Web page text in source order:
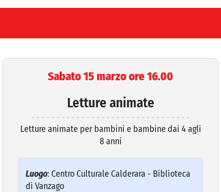
HOME
IL COMUNE
AREE TEMATICHE
COMUNICAZIONE
Sabato 15 marzo ore 16.00
Letture animate
Letture animate per bambini e bambine dai 4 agli
8 anni
Luogo: Centro Culturale Calderara - Biblioteca
di Vanzago